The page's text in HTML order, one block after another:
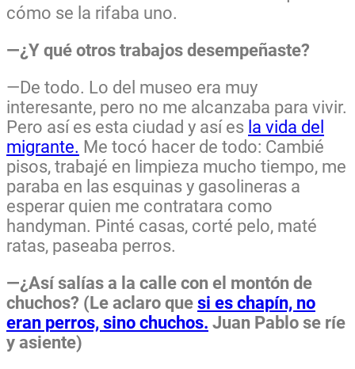
cómo se la rifaba uno.
—¿Y qué otros trabajos desempeñaste?
—De todo. Lo del museo era muy
interesante, pero no me alcanzaba para vivir.
Pero así es esta ciudad y así es la vida del
migrante. Me tocó hacer de todo: Cambié
pisos, trabajé en limpieza mucho tiempo, me
paraba en las esquinas y gasolineras a
esperar quien me contratara como
handyman. Pinté casas, corté pelo, maté
ratas, paseaba perros.
—¿Así salías a la calle con el montón de
chuchos? (Le aclaro que si es chapín, no
eran perros, sino chuchos. Juan Pablo se ríe
y asiente)